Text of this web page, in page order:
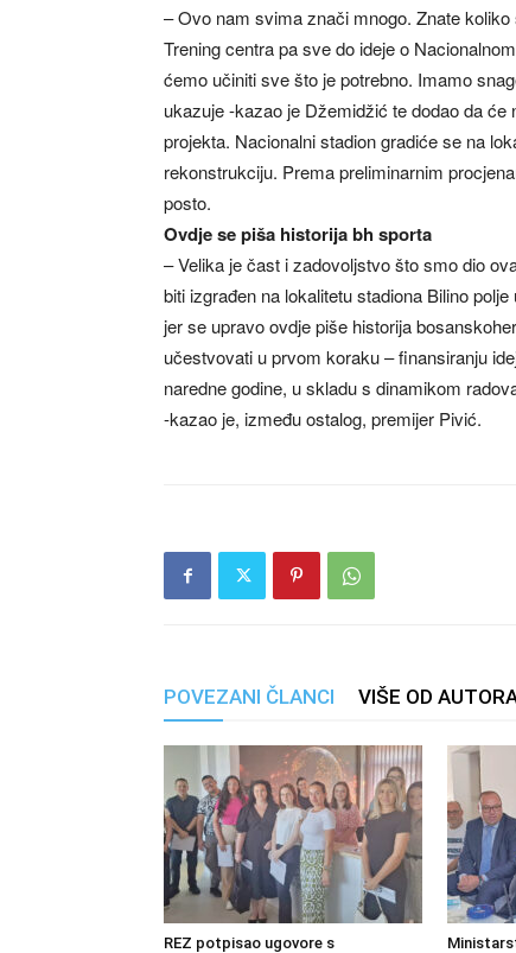
– Ovo nam svima znači mnogo. Znate
Trening centra pa sve do ideje o
ćemo učiniti sve što je potrebno. Imamo
ukazuje -kazao je Džemidžić te dodao da
projekta. Nacionalni stadion gradiće se na
rekonstrukciju. Prema preliminarnim
posto.
Ovdje se piša historija bh sporta
– Velika je čast i zadovoljstvo što smo dio
biti izgrađen na lokalitetu stadiona Bilino
jer se upravo ovdje piše historija
učestvovati u prvom koraku – finansiranju
naredne godine, u skladu s dinamikom
-kazao je, između ostalog, premijer Pivić.
POVEZANI ČLANCI VIŠE OD
REZ potpisao ugovore s